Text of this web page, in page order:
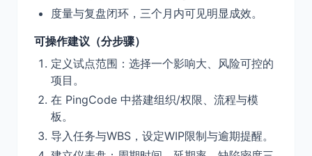
度量与复盘闭环，三个月内可见明显成效。
可操作建议（分步骤）
定义试点范围：选择一个影响大、风险可控的
项目。
在 PingCode 中搭建组织/权限、流程与模
板。
导入任务与WBS，设定WIP限制与逾期提醒。